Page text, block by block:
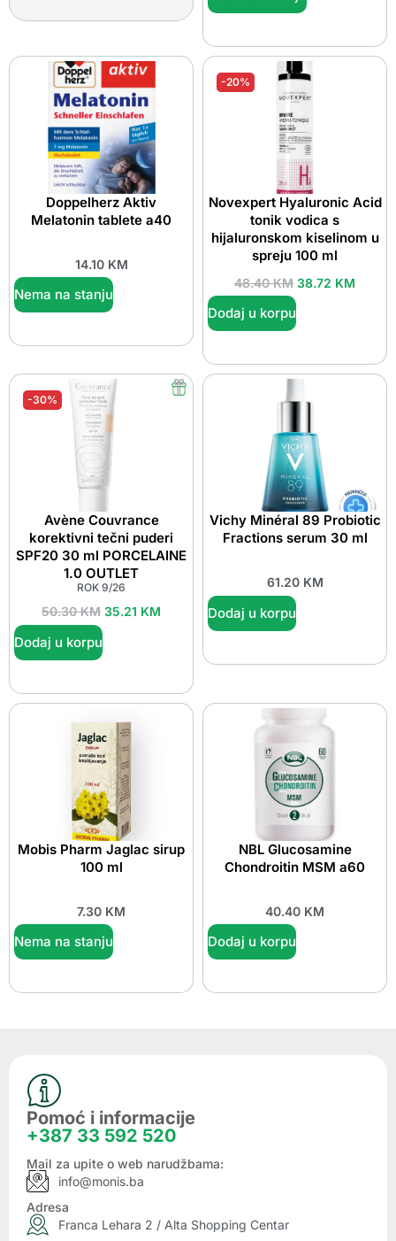
Doppelherz Aktiv
Melatonin tablete a40
14.10 KM
Nema na stanju
-20%
Novexpert Hyaluronic Acid
tonik vodica s
hijaluronskom kiselinom u
spreju 100 ml
48.40KM 38.72 KM
Dodaj u korpu
-30%
Avène Couvrance
korektivni tečni puderi
SPF20 30 ml PORCELAINE
1.0 OUTLET
ROK 9/26
50.30KM 35.21 KM
Dodaj u korpu
Vichy Minéral 89 Probiotic
Fractions serum 30 ml
61.20 KM
Dodaj u korpu
Mobis Pharm Jaglac sirup
100 ml
7.30 KM
Nema na stanju
NBL Glucosamine
Chondroitin MSM a60
40.40 KM
Dodaj u korpu
Pomoć i informacije
+387 33 592 520
Mail za upite o web narudžbama:
info@monis.ba
Adresa
Franca Lehara 2 / Alta Shopping Centar